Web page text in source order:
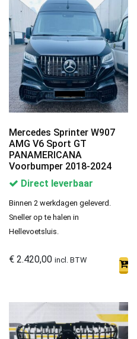
Mercedes Sprinter W907
AMG V6 Sport GT
PANAMERICANA
Voorbumper 2018-2024
Direct leverbaar
Binnen 2 werkdagen geleverd.
Sneller op te halen in
Hellevoetsluis.
€ 2.420,00 incl. BTW